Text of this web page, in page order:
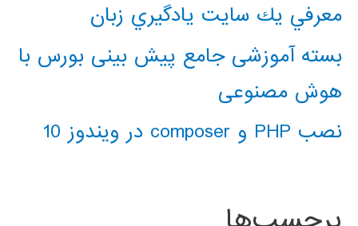
معرفي يك سايت يادگيري زبان
بسته آموزشی جامع پیش بینی بورس با
هوش مصنوعی
نصب PHP و composer در ویندوز 10